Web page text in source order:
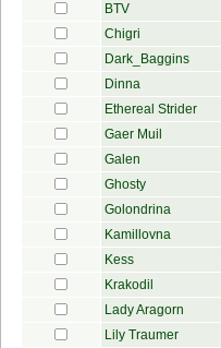
BTV
Chigri
Dark_Baggins
Dinna
Ethereal Strider
Gaer Muil
Galen
Ghosty
Golondrina
Kamillovna
Kess
Krakodil
Lady Aragorn
Lily Traumer